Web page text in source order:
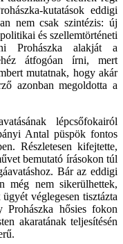
kutatások eddigi
nem csak szintézis: új
és szellemtörténeti
Prohászka alakját a
átfogóan írni, mert
mutatnak, hogy akár
azonban megoldotta a
lépcsőfokairól
Antal püspök fontos
Részletesen kifejtette,
bemutató írásokon túl
Bár az eddigi
még nem sikerülhettek,
véglegesen tisztázta
hősies fokon
akaratának teljesítésén